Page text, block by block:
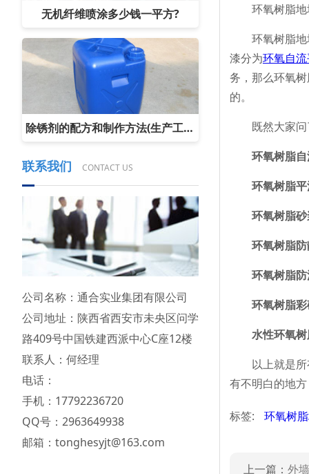
无机纤维喷涂多少钱一平方?
除锈剂的配方和制作方法(生产工艺)
联系我们 CONTACT US
公司名称：通合实业集团有限公司
公司地址：陕西省西安市未央区问学
路409号中国铁建西派中心C座12楼
联系人：何经理
电话：
手机：17792236720
QQ号：2963649938
邮箱：tonghesyjt@163.com
环氧树脂地
环氧树脂地坪
漆分为环氧自
务，那么环氧
的。
既然大家问
环氧树脂自
环氧树脂平
环氧树脂砂
环氧树脂防
环氧树脂防
环氧树脂彩
水性环氧树
以上就是所有
有不明白的地
标签: 环氧树
上一篇： 外